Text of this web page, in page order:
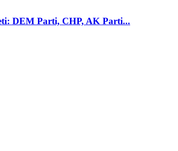
DEM Parti, CHP, AK Parti...